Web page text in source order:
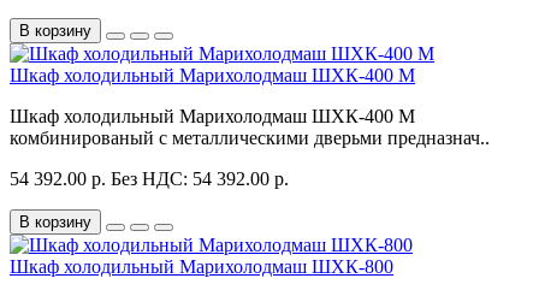
В корзину
Шкаф холодильный Марихолодмаш ШХК-400 М
Шкаф холодильный Марихолодмаш ШХК-400 М
комбинированый с металлическими дверьми предназнач..
54 392.00 р. Без НДС: 54 392.00 р.
В корзину
Шкаф холодильный Марихолодмаш ШХК-800